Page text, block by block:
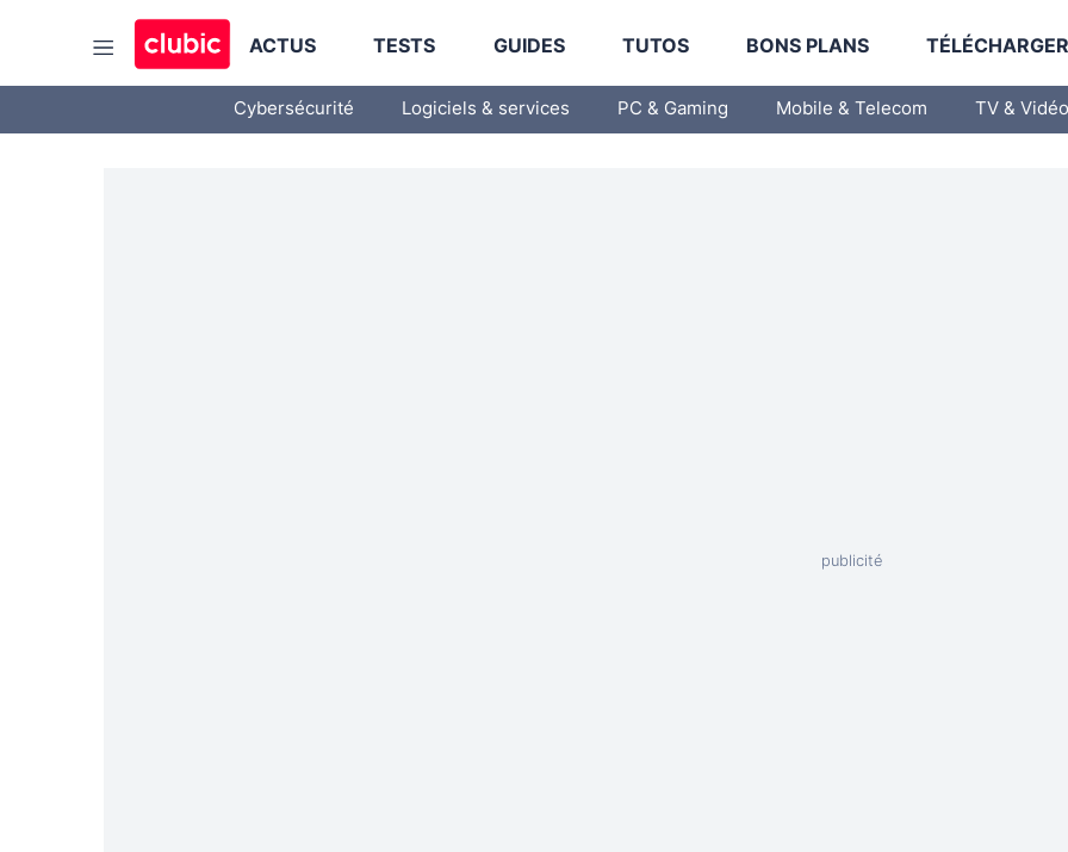
ACTUS TESTS GUIDES TUTOS BONS PLANS TÉLÉCHARGER
Cybersécurité Logiciels & services PC & Gaming Mobile & Telecom TV & Vidéo